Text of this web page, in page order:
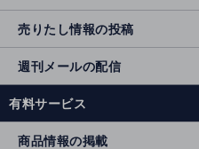
売りたし情報の投稿
週刊メールの配信
有料サービス
商品情報の掲載